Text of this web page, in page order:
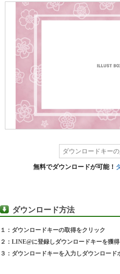
無料でダウンロードが可能！
ダウンロード方法
１：ダウンロードキーの取得をクリック
２：LINE@に登録しダウンロードキーを獲得
３：ダウンロードキーを入力しダウンロード